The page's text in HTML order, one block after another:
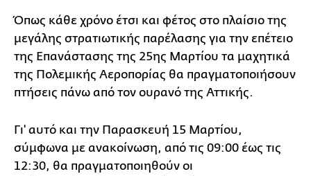
Όπως κάθε χρόνο έτσι και φέτος στο πλαίσιο της
μεγάλης στρατιωτικής παρέλασης για την επέτειο
της Επανάστασης της 25ης Μαρτίου τα μαχητικά
της Πολεμικής Αεροπορίας θα πραγματοποιήσουν
πτήσεις πάνω από τον ουρανό της Αττικής.
Γι' αυτό και την Παρασκευή 15 Μαρτίου,
σύμφωνα με ανακοίνωση, από τις 09:00 έως τις
12:30, θα πραγματοποιηθούν οι